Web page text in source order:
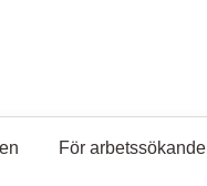
För arbetssökande